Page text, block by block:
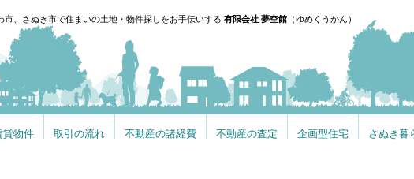
市、さぬき市で住まいの土地・物件探しをお手伝いする 有限会社 夢空館（ゆめくうかん）
貸物件 取引の流れ 不動産の諸経費 不動産の査定 企画型住宅 さぬき暮